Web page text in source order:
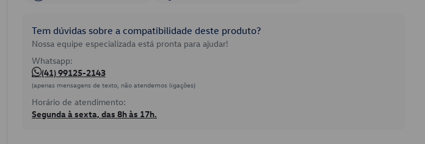
Tem dúvidas sobre a compatibilidade deste produto?
Nossa equipe especializada está pronta para ajudar!
Whatsapp:
(41) 99125-2143
(apenas mensagens de texto, não atendemos ligações)
Horário de atendimento:
Segunda à sexta, das 8h às 17h.